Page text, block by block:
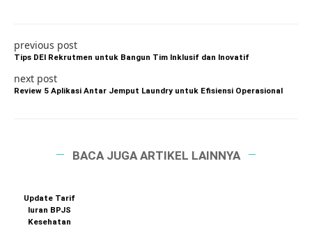
previous post
Tips DEI Rekrutmen untuk Bangun Tim Inklusif dan Inovatif
next post
Review 5 Aplikasi Antar Jemput Laundry untuk Efisiensi Operasional
BACA JUGA ARTIKEL LAINNYA
Update Tarif
Iuran BPJS
Kesehatan